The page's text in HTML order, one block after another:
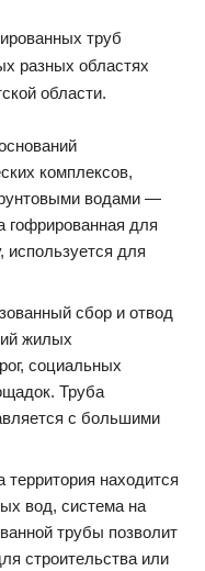
труб
разных областях
области.
комплексов,
водами —
гофрированная для
используется для
сбор и отвод
жилых
социальных
Труба
с большими
находится
вод, система на
трубы позволит
строительства или